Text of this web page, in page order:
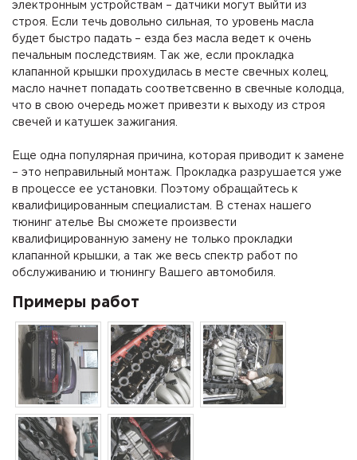
электронным устройствам – датчики могут выйти из
строя. Если течь довольно сильная, то уровень масла
будет быстро падать – езда без масла ведет к очень
печальным последствиям. Так же, если прокладка
клапанной крышки прохудилась в месте свечных колец,
масло начнет попадать соответсвенно в свечные колодца,
что в свою очередь может привезти к выходу из строя
свечей и катушек зажигания.
Еще одна популярная причина, которая приводит к замене
– это неправильный монтаж. Прокладка разрушается уже
в процессе ее установки. Поэтому обращайтесь к
квалифицированным специалистам. В стенах нашего
тюнинг ателье Вы сможете произвести
квалифицированную замену не только прокладки
клапанной крышки, а так же весь спектр работ по
обслуживанию и тюнингу Вашего автомобиля.
Примеры работ